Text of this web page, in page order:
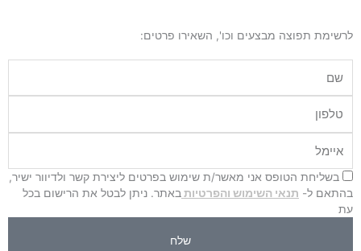
לרשימת תפוצה מבצעים וכו', השאירו פרטים:
בשליחת הטופס אני מאשר/ת שימוש בפרטים ליצירת קשר ולדיוור ישיר,
בהתאם ל- תנאי השימוש והפרטיות באתר. ניתן לבטל את הרישום בכל
עת
שלח